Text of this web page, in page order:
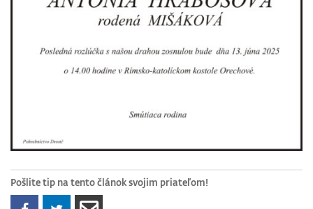
Pošlite tip na tento článok svojim priateľom!